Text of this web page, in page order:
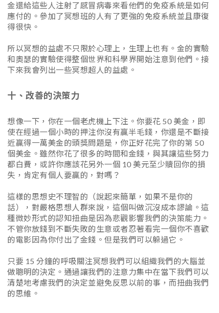
金還給這些人注射了感冒病毒來看他們的免疫系統是如何
應付的。參加了冥想班的人有了更強的免疫系統並且康復
得很快。
所以冥想的益處不只限於心理上，生理上也有。金的實驗
和奧瑟的實驗使得整個世界和科學界開始注意到他們。接
下來我會列出一些冥想超人的益處。
十、改善的決策力
想像一下，你在一個老虎機上下注。你要花 50 美金，即
使在經過一個小時的押注你沒有贏半毛錢，你還是不斷接
近贏得一萬美金的頭獎問題是，你正好花完了你的第 50
個美金。雖然你花了很多的時間和金錢，與其讓這些努力
都白費，或許你應該花另外一個 10 美元至少贖回你的損
失，肯定有個人要贏的，對嗎？
這樣的思想史不理智的（說起來簡單，如果不是你的
話），對嚴格思想人群來說，這個叫做沉沒成本謬論。這
種微妙形式的認知扭曲是因為悲觀影響我們的決策能力。
不管你放錢到不斷失敗的生意或者忍著看完一個你不喜歡
的電影因為你付出了金錢。但是我們可以躲過它。
只要 15 分鐘的呼吸關注冥想我們可以組織我們的大腦並
做聰明的決定。通過讓我們的注意力集中在當下我們可以
清楚地考慮我們的決定並避免反思以前的事，而扭曲我們
的思維。